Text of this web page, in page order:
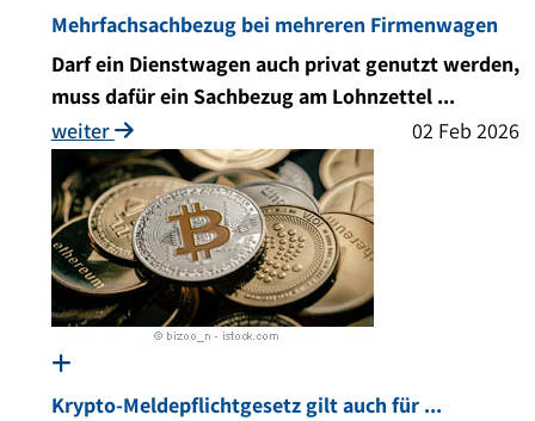
Mehrfachsachbezug bei mehreren Firmenwagen
Darf ein Dienstwagen auch privat genutzt werden,
muss dafür ein Sachbezug am Lohnzettel ...
weiter
02 Feb 2026
Krypto-Meldepflichtgesetz gilt auch für ...